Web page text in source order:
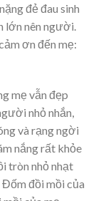
đẻ đau sinh
lớn nên người.
ơn đến mẹ:
mẹ vẫn đẹp
nhỏ nhắn,
và rạng ngời
nắng rất khỏe
tròn nhỏ nhạt
Đốm đồi mồi của